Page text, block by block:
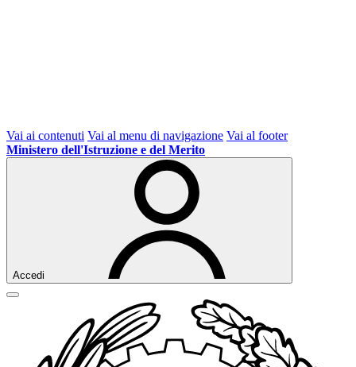
Vai ai contenuti Vai al menu di navigazione Vai al footer
Ministero dell'Istruzione e del Merito
Accedi